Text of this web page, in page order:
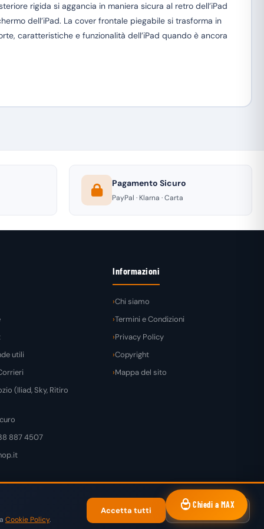
rigida si aggancia in maniera sicura al retro dell’iPad
dell’iPad. La cover frontale piegabile si trasforma in
caratteristiche e funzionalità dell’iPad quando è ancora
Pagamento Sicuro
PayPal · Klarna · Carta
utili
(Iliad, Sky, Ritiro
887 4507
Informazioni
Chi siamo
Termini e Condizioni
Privacy Policy
Copyright
Mappa del sito
MASTERCARD PAYPAL KLARNA SATISPAY BONIFICO
Chiedi a MAX
Cookie Policy.
Accetta tutti Solo necessari